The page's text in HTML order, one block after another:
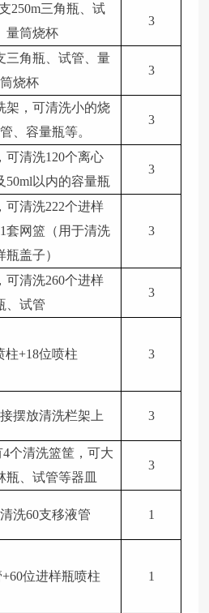
250m三角瓶、试
量筒烧杯
3
三角瓶、试管、量
筒烧杯
3
架，可清洗小的烧
、容量瓶等。
3
可清洗120个离心
50ml以内的容量瓶
3
可清洗222个进样
套网篮（用于清洗
瓶盖子）
3
可清洗260个进样
、试管
3
柱+18位喷柱 3
摆放清洗栏架上 3
个清洗篮筐，可大
瓶、试管等器皿
3
洗60支移液管 1
位进样瓶喷柱 1